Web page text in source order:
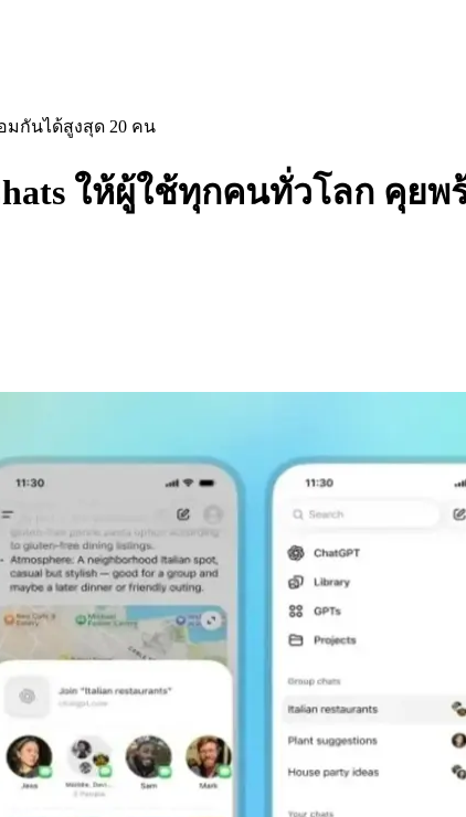
มกันได้สูงสุด 20 คน
ให้ผู้ใช้ทุกคนทั่วโลก คุย